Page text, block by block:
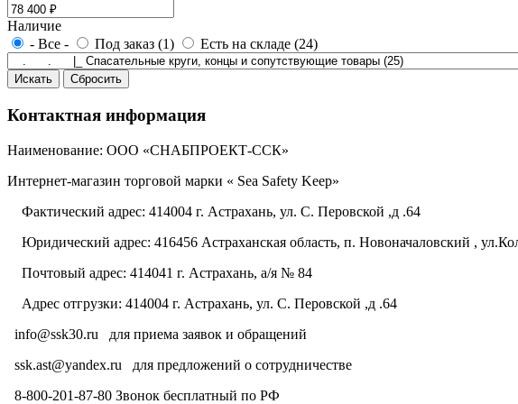
Наличие
- Все -
Под заказ (1) Есть на складе (24)
Контактная информация
Наименование: ООО «СНАБПРОЕКТ-ССК»
Интернет-магазин торговой марки « Sea Safety Keep»
Фактический адрес: 414004 г. Астрахань, ул. С. Перовской ,д .64
Юридический адрес: 416456 Астраханская область, п. Новоначаловский ,
Почтовый адрес: 414041 г. Астрахань, а/я № 84
Адрес отгрузки: 414004 г. Астрахань, ул. С. Перовской ,д .64
info@ssk30.ru для приема заявок и обращений
ssk.ast@yandex.ru для предложений о сотрудничестве
8-800-201-87-80 Звонок бесплатный по РФ